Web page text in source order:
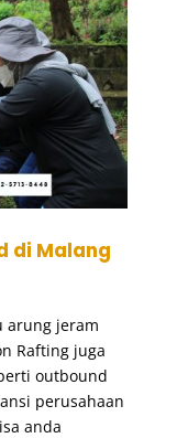
di Malang
arung jeram
Rafting juga
outbound
perusahaan
anda